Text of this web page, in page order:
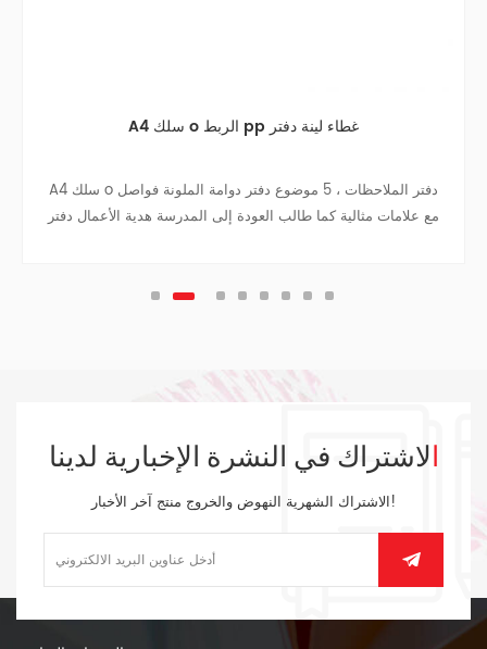
A4 سلك o الربط pp غطاء لينة دفتر
A4 سلك o دفتر الملاحظات ، 5 موضوع دفتر دوامة الملونة فواصل
مع علامات مثالية كما طالب العودة إلى المدرسة هدية الأعمال دفتر
الاشتراك في النشرة الإخبارية لدينا
الاشتراك الشهرية النهوض والخروج منتج آخر الأخبار!